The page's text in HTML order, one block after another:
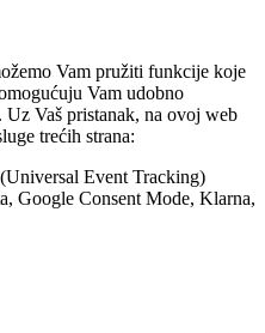
Vam pružiti funkcije koje
Vam udobno
Uz Vaš pristanak, na ovoj web
trećih strana:
Event Tracking)
Google Consent Mode, Klarna,